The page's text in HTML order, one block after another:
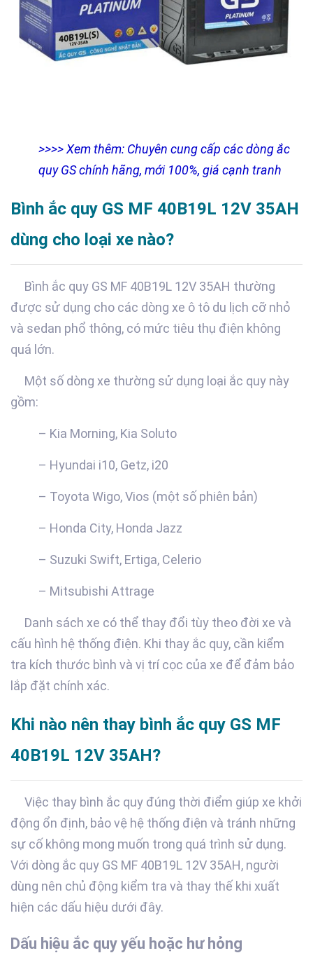
>>>> Xem thêm: Chuyên cung cấp các dòng ắc
quy GS chính hãng, mới 100%, giá cạnh tranh
Bình ắc quy GS MF 40B19L 12V 35AH
dùng cho loại xe nào?
Bình ắc quy GS MF 40B19L 12V 35AH thường
được sử dụng cho các dòng xe ô tô du lịch cỡ nhỏ
và sedan phổ thông, có mức tiêu thụ điện không
quá lớn.
Một số dòng xe thường sử dụng loại ắc quy này
gồm:
– Kia Morning, Kia Soluto
– Hyundai i10, Getz, i20
– Toyota Wigo, Vios (một số phiên bản)
– Honda City, Honda Jazz
– Suzuki Swift, Ertiga, Celerio
– Mitsubishi Attrage
Danh sách xe có thể thay đổi tùy theo đời xe và
cấu hình hệ thống điện. Khi thay ắc quy, cần kiểm
tra kích thước bình và vị trí cọc của xe để đảm bảo
lắp đặt chính xác.
Khi nào nên thay bình ắc quy GS MF
40B19L 12V 35AH?
Việc thay bình ắc quy đúng thời điểm giúp xe khởi
động ổn định, bảo vệ hệ thống điện và tránh những
sự cố không mong muốn trong quá trình sử dụng.
Với dòng ắc quy GS MF 40B19L 12V 35AH, người
dùng nên chủ động kiểm tra và thay thế khi xuất
hiện các dấu hiệu dưới đây.
Dấu hiệu ắc quy yếu hoặc hư hỏng